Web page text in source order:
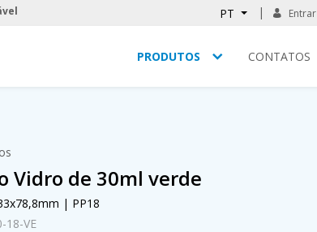
PT Entrar
PRODUTOS CONTATOS
Vidro de 30ml verde
| PP18
18-VE